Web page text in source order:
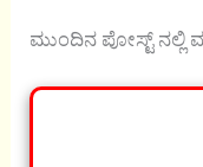
ಮುಂದಿನ ಪೋಸ್ಟ್ ನಲ್ಲಿ